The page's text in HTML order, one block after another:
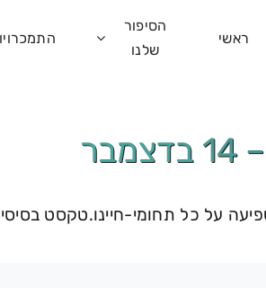
ראשי
הסיפור
שלנו
על כל תחומי-חיינו.טקסט